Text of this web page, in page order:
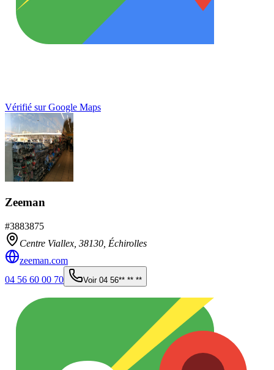
Vérifié sur Google Maps
Zeeman
#3883875
Centre Viallex, 38130 Échirolles
zeeman.com
04 56 60 00 70
Voir 04 56** ** **